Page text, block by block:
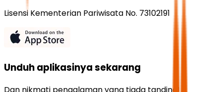
Lisensi Kementerian Pariwisata No. 73102191
Unduh aplikasinya sekarang